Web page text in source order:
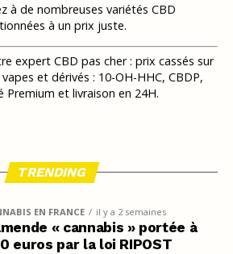
à de nombreuses variétés CBD
à un prix juste.
expert CBD pas cher : prix cassés sur
et dérivés : 10-OH-HHC, CBDP,
Premium et livraison en 24H.
TRENDING
EN FRANCE il y a 2 semaines
« cannabis » portée à
euros par la loi RIPOST